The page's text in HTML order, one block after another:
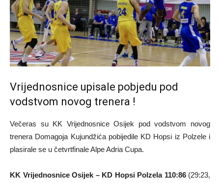
Vrijednosnice upisale pobjedu pod
vodstvom novog trenera !
Večeras su KK Vrijednosnice Osijek pod vodstvom novog
trenera Domagoja Kujundžića pobijedile KD Hopsi iz Polzele i
plasirale se u četvrtfinale Alpe Adria Cupa.
KK Vrijednosnice Osijek – KD Hopsi Polzela 110:86(29:23,